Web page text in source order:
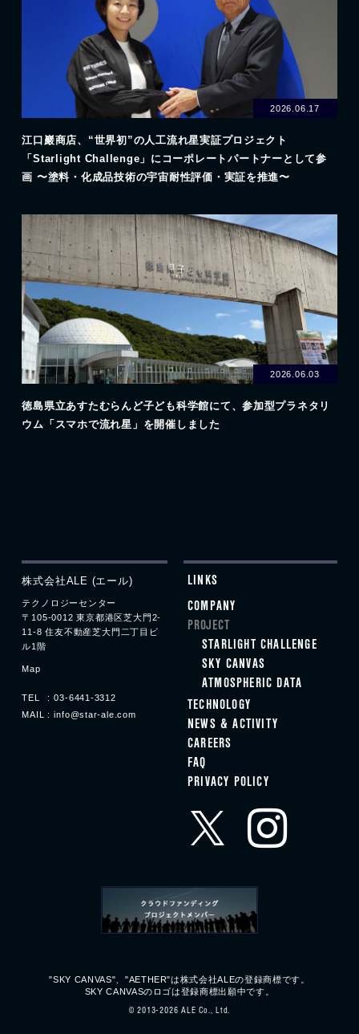
2026.06.17
江口巖商店、“世界初”の人工流れ星実証プロジェクト
「Starlight Challenge」にコーポレートパートナーとして参
画 〜塗料・化成品技術の宇宙耐性評価・実証を推進〜
2026.06.03
徳島県立あすたむらんど子ども科学館にて、参加型プラネタリ
ウム「スマホで流れ星」を開催しました
株式会社ALE (エール)
テクノロジーセンター
〒105-0012 東京都港区芝大門2-
11-8住友不動産芝大門 二丁目ビ
ル1階
Map
TEL
03-6441-3312
MAIL
info@star-ale.com
LINKS
COMPANY
PROJECT
STARLIGHT CHALLENGE
SKY CANVAS
ATMOSPHERIC DATA
TECHNOLOGY
NEWS & ACTIVITY
CAREERS
FAQ
PRIVACY POLICY
"SKY CANVAS"、"AETHER"は株式会社ALEの登録商標です。
SKY CANVASのロゴは登録商標出願中です。
© 2013‐2026 ALE Co., Ltd.